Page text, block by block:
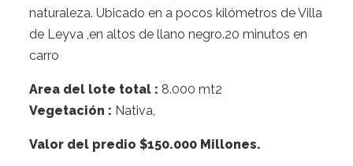
naturaleza. Ubicado en a pocos kilómetros de Villa
de Leyva ,en altos de llano negro.20 minutos en
carro
Area del lote total : 8.000 mt2
Vegetación : Nativa,
Valor del predio $150.000 Millones.